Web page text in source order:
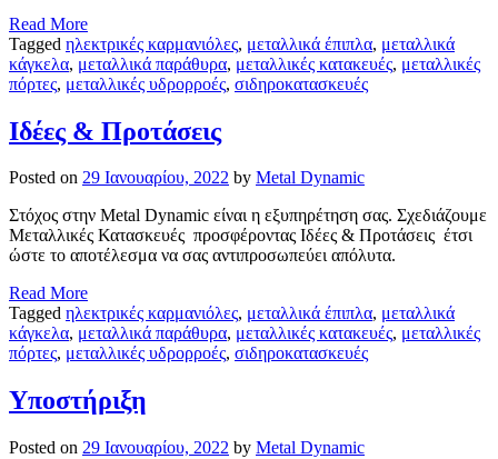
Read More
Tagged ηλεκτρικές καρμανιόλες, μεταλλικά έπιπλα, μεταλλικά
κάγκελα, μεταλλικά παράθυρα, μεταλλικές κατακευές, μεταλλικές
πόρτες, μεταλλικές υδρορροές, σιδηροκατασκευές
Ιδέες & Προτάσεις
Posted on 29 Ιανουαρίου, 2022 by Metal Dynamic
Στόχος στην Metal Dynamic είναι η εξυπηρέτηση σας. Σχεδιάζουμε
Μεταλλικές Κατασκευές προσφέροντας Ιδέες & Προτάσεις έτσι
ώστε το αποτέλεσμα να σας αντιπροσωπεύει απόλυτα.
Read More
Tagged ηλεκτρικές καρμανιόλες, μεταλλικά έπιπλα, μεταλλικά
κάγκελα, μεταλλικά παράθυρα, μεταλλικές κατακευές, μεταλλικές
πόρτες, μεταλλικές υδρορροές, σιδηροκατασκευές
Υποστήριξη
Posted on 29 Ιανουαρίου, 2022 by Metal Dynamic